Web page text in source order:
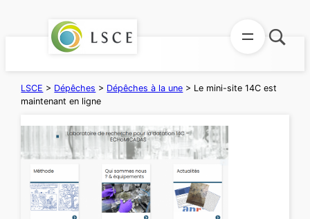
LSCE > Dépêches > Dépêches à la une > Le mini-site 14C est
maintenant en ligne